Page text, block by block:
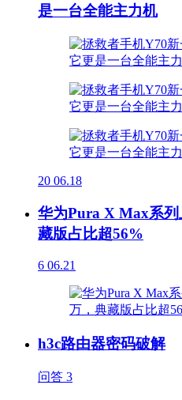
是一台全能主力机
20 06.18
华为Pura X Max系
藏版占比超56%
6 06.21
h3c路由器密码破解
问答 3